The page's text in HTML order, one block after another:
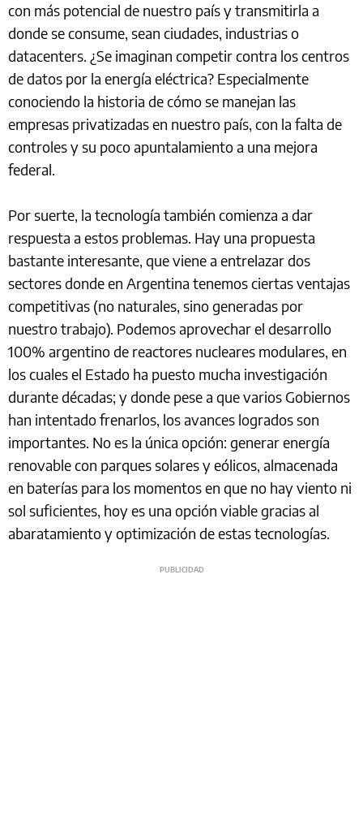
con más potencial de nuestro país y transmitirla a
donde se consume, sean ciudades, industrias o
datacenters. ¿Se imaginan competir contra los centros
de datos por la energía eléctrica? Especialmente
conociendo la historia de cómo se manejan las
empresas privatizadas en nuestro país, con la falta de
controles y su poco apuntalamiento a una mejora
federal.
Por suerte, la tecnología también comienza a dar
respuesta a estos problemas. Hay una propuesta
bastante interesante, que viene a entrelazar dos
sectores donde en Argentina tenemos ciertas ventajas
competitivas (no naturales, sino generadas por
nuestro trabajo). Podemos aprovechar el desarrollo
100% argentino de reactores nucleares modulares, en
los cuales el Estado ha puesto mucha investigación
durante décadas; y donde pese a que varios Gobiernos
han intentado frenarlos, los avances logrados son
importantes. No es la única opción: generar energía
renovable con parques solares y eólicos, almacenada
en baterías para los momentos en que no hay viento ni
sol suficientes, hoy es una opción viable gracias al
abaratamiento y optimización de estas tecnologías.